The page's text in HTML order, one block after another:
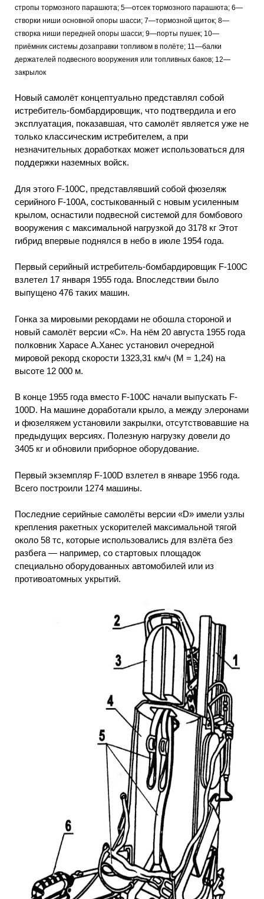
стропы тормозного парашюта; 5—отсек тормозного парашюта; 6—
створки ниши основной опоры шасси; 7—тормозной щиток; 8—
створка ниши передней опоры шасси; 9—порты пушек; 10—
приёмник системы дозаправки топливом в полёте; 11—балки
держателей подвесного вооружения или топливных баков; 12—
закрылок
Новый самолёт концептуально представлял собой
истребитель-бомбардировщик, что подтвердила и его
эксплуатация, показавшая, что самолёт является уже не
только классическим истребителем, а при
незначительных доработках может использоваться для
поддержки наземных войск.
Для этого F-100С, представлявший собой фюзеляж
серийного F-100А, состыкованный с новым усиленным
крылом, оснастили подвесной системой для бомбового
вооружения с максимальной нагрузкой до 3178 кг Этот
гибрид впервые поднялся в небо в июле 1954 года.
Первый серийный истребитель-бомбардировщик F-100С
взлетел 17 января 1955 года. Впоследствии было
выпущено 476 таких машин.
Гонка за мировыми рекордами не обошла стороной и
новый самолёт версии «С». На нём 20 августа 1955 года
полковник Харасе А.Ханес установил очередной
мировой рекорд скорости 1323,31 км/ч (М = 1,24) на
высоте 12 000 м.
В конце 1955 года вместо F-100С начали выпускать F-
100D. На машине доработали крыло, а между элеронами
и фюзеляжем установили закрылки, отсутствовавшие на
предыдущих версиях. Полезную нагрузку довели до
3405 кг и обновили приборное оборудование.
Первый экземпляр F-100D взлетел в январе 1956 года.
Всего построили 1274 машины.
Последние серийные самолёты версии «D» имели узлы
крепления ракетных ускорителей максимальной тягой
около 58 тс, которые использовались для взлёта без
разбега — например, со стартовых площадок
специально оборудованных автомобилей или из
противоатомных укрытий.